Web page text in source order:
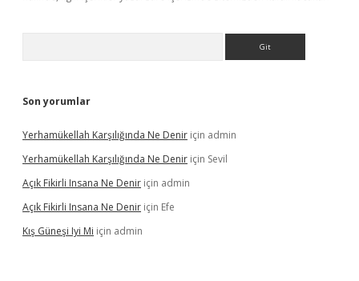
Son yorumlar
Yerhamükellah Karşılığında Ne Denir için admin
Yerhamükellah Karşılığında Ne Denir için Sevil
Açık Fikirli Insana Ne Denir için admin
Açık Fikirli Insana Ne Denir için Efe
Kış Güneşi Iyi Mi için admin